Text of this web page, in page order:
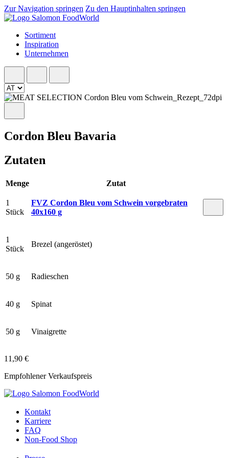
Zur Navigation springen Zu den Hauptinhalten springen
Sortiment
Inspiration
Unternehmen
Cordon Bleu Bavaria
Zutaten
Menge Zutat
1
Stück
FVZ Cordon Bleu vom Schwein vorgebraten
40x160 g
1
Stück
Brezel (angeröstet)
50 g Radieschen
40 g Spinat
50 g Vinaigrette
11,90 €
Empfohlener Verkaufspreis
Kontakt
Karriere
FAQ
Non-Food Shop